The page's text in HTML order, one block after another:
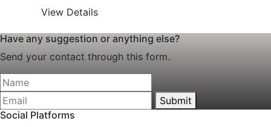
View Details
Have any suggestion or anything else?
Send your contact through this form.
Submit
Social Platforms